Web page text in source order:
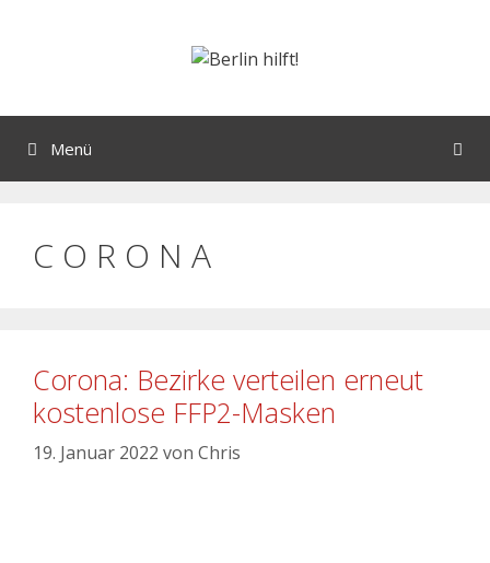
Menü
C O R O N A
Corona: Bezirke verteilen erneut
kostenlose FFP2-Masken
19. Januar 2022 von Chris